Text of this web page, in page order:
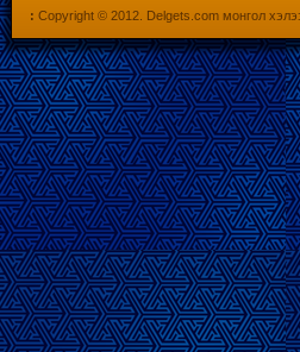
: Copyright © 2012. Delgets.com монгол